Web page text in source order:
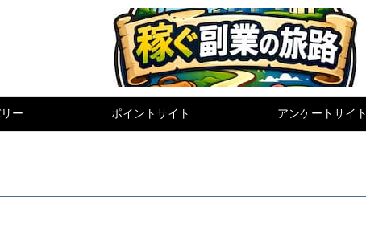
ー ポイントサイト アンケートサイト